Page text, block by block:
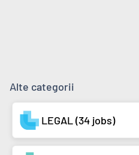
Alte categorii
LEGAL (34 jobs)